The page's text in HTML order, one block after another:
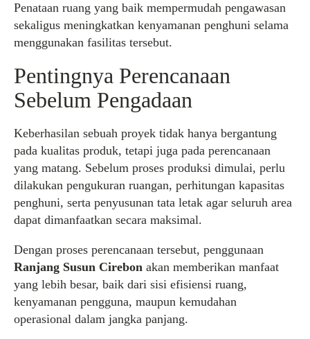
Penataan ruang yang baik mempermudah pengawasan
sekaligus meningkatkan kenyamanan penghuni selama
menggunakan fasilitas tersebut.
Pentingnya Perencanaan
Sebelum Pengadaan
Keberhasilan sebuah proyek tidak hanya bergantung
pada kualitas produk, tetapi juga pada perencanaan
yang matang. Sebelum proses produksi dimulai, perlu
dilakukan pengukuran ruangan, perhitungan kapasitas
penghuni, serta penyusunan tata letak agar seluruh area
dapat dimanfaatkan secara maksimal.
Dengan proses perencanaan tersebut, penggunaan
Ranjang Susun Cirebon akan memberikan manfaat
yang lebih besar, baik dari sisi efisiensi ruang,
kenyamanan pengguna, maupun kemudahan
operasional dalam jangka panjang.